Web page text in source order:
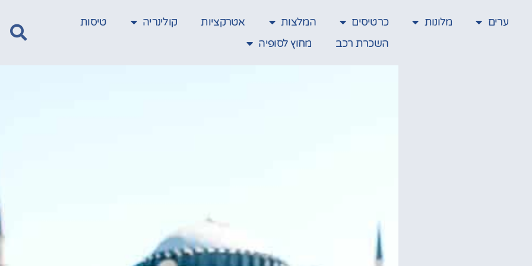
ערים מלונות כרטיסים המלצות אטרקציות קולינריה
טיסות
השכרת רכב
מחוץ לסופיה